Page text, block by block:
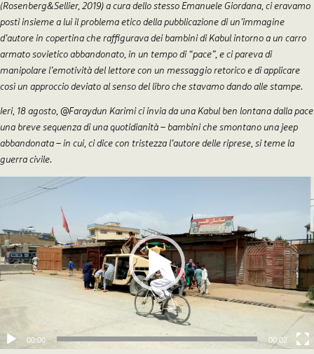
(Rosenberg&Sellier, 2019) a cura dello stesso Emanuele Giordana, ci eravamo
posti insieme a lui il problema etico della pubblicazione di un’immagine
d’autore in copertina che raffigurava dei bambini di Kabul intorno a un carro
armato sovietico abbandonato, in un tempo di “pace”, e ci pareva di
manipolare l’emotività del lettore con un messaggio retorico e di applicare
così un approccio deviato al senso del libro che stavamo dando alle stampe.
Ieri, 18 agosto, @Faraydun Karimi ci invia da una Kabul ben lontana dalla pace
una breve sequenza di una quotidianità – bambini che smontano una jeep
abbandonata – in cui, ci dice con tristezza l’autore delle riprese, si teme la
guerra civile.
00:00 00:02